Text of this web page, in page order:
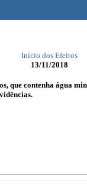
Início dos Efeitos
13/11/2018
que contenha água